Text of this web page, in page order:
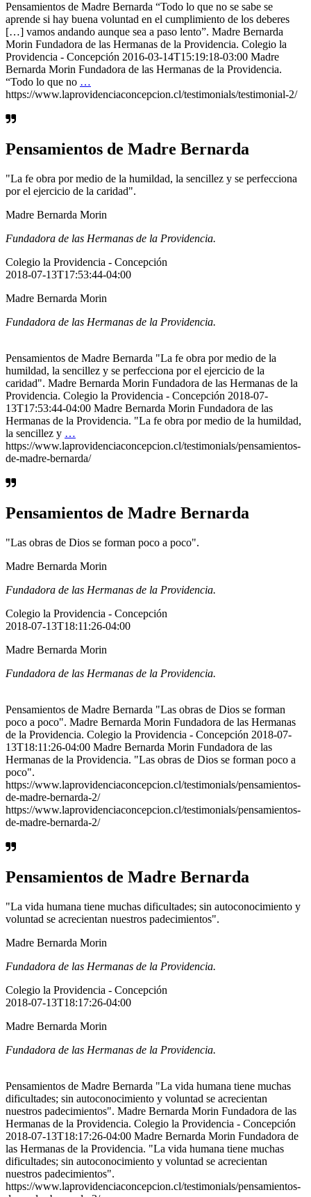
Pensamientos de Madre Bernarda “Todo lo que no se sabe se
aprende si hay buena voluntad en el cumplimiento de los deberes
[…] vamos andando aunque sea a paso lento”. Madre Bernarda
Morin Fundadora de las Hermanas de la Providencia. Colegio la
Providencia - Concepción 2016-03-14T15:19:18-03:00 Madre
Bernarda Morin Fundadora de las Hermanas de la Providencia.
“Todo lo que no …
https://www.laprovidenciaconcepcion.cl/testimonials/testimonial-2/
Pensamientos de Madre Bernarda
"La fe obra por medio de la humildad, la sencillez y se perfecciona
por el ejercicio de la caridad".
Madre Bernarda Morin
Fundadora de las Hermanas de la Providencia.
Colegio la Providencia - Concepción
2018-07-13T17:53:44-04:00
Madre Bernarda Morin
Fundadora de las Hermanas de la Providencia.
Pensamientos de Madre Bernarda "La fe obra por medio de la
humildad, la sencillez y se perfecciona por el ejercicio de la
caridad". Madre Bernarda Morin Fundadora de las Hermanas de la
Providencia. Colegio la Providencia - Concepción 2018-07-
13T17:53:44-04:00 Madre Bernarda Morin Fundadora de las
Hermanas de la Providencia. "La fe obra por medio de la humildad,
la sencillez y …
https://www.laprovidenciaconcepcion.cl/testimonials/pensamientos-
de-madre-bernarda/
Pensamientos de Madre Bernarda
"Las obras de Dios se forman poco a poco".
Madre Bernarda Morin
Fundadora de las Hermanas de la Providencia.
Colegio la Providencia - Concepción
2018-07-13T18:11:26-04:00
Madre Bernarda Morin
Fundadora de las Hermanas de la Providencia.
Pensamientos de Madre Bernarda "Las obras de Dios se forman
poco a poco". Madre Bernarda Morin Fundadora de las Hermanas
de la Providencia. Colegio la Providencia - Concepción 2018-07-
13T18:11:26-04:00 Madre Bernarda Morin Fundadora de las
Hermanas de la Providencia. "Las obras de Dios se forman poco a
poco".
https://www.laprovidenciaconcepcion.cl/testimonials/pensamientos-
de-madre-bernarda-2/
https://www.laprovidenciaconcepcion.cl/testimonials/pensamientos-
de-madre-bernarda-2/
Pensamientos de Madre Bernarda
"La vida humana tiene muchas dificultades; sin autoconocimiento y
voluntad se acrecientan nuestros padecimientos".
Madre Bernarda Morin
Fundadora de las Hermanas de la Providencia.
Colegio la Providencia - Concepción
2018-07-13T18:17:26-04:00
Madre Bernarda Morin
Fundadora de las Hermanas de la Providencia.
Pensamientos de Madre Bernarda "La vida humana tiene muchas
dificultades; sin autoconocimiento y voluntad se acrecientan
nuestros padecimientos". Madre Bernarda Morin Fundadora de las
Hermanas de la Providencia. Colegio la Providencia - Concepción
2018-07-13T18:17:26-04:00 Madre Bernarda Morin Fundadora de
las Hermanas de la Providencia. "La vida humana tiene muchas
dificultades; sin autoconocimiento y voluntad se acrecientan
nuestros padecimientos".
https://www.laprovidenciaconcepcion.cl/testimonials/pensamientos-